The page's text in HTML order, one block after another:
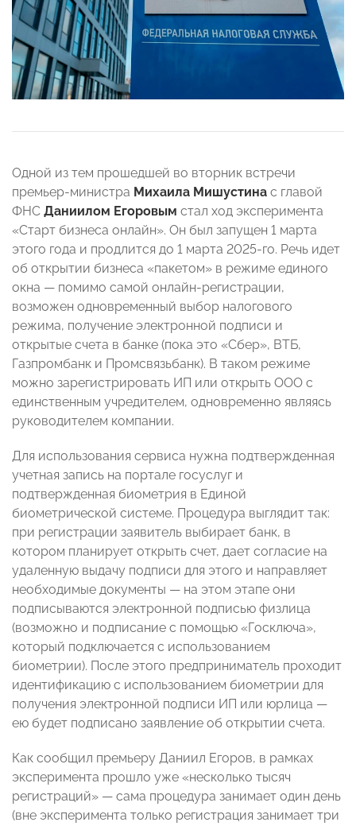
Одной из тем прошедшей во вторник встречи
премьер-министра Михаила Мишустина с главой
ФНС Даниилом Егоровым стал ход эксперимента
«Старт бизнеса онлайн». Он был запущен 1 марта
этого года и продлится до 1 марта 2025-го. Речь идет
об открытии бизнеса «пакетом» в режиме единого
окна — помимо самой онлайн-регистрации,
возможен одновременный выбор налогового
режима, получение электронной подписи и
открытые счета в банке (пока это «Сбер», ВТБ,
Газпромбанк и Промсвязьбанк). В таком режиме
можно зарегистрировать ИП или открыть ООО с
единственным учредителем, одновременно являясь
руководителем компании.
Для использования сервиса нужна подтвержденная
учетная запись на портале госуслуг и
подтвержденная биометрия в Единой
биометрической системе. Процедура выглядит так:
при регистрации заявитель выбирает банк, в
котором планирует открыть счет, дает согласие на
удаленную выдачу подписи для этого и направляет
необходимые документы — на этом этапе они
подписываются электронной подписью физлица
(возможно и подписание с помощью «Госключа»,
который подключается с использованием
биометрии). После этого предприниматель проходит
идентификацию с использованием биометрии для
получения электронной подписи ИП или юрлица —
ею будет подписано заявление об открытии счета.
Как сообщил премьеру Даниил Егоров, в рамках
эксперимента прошло уже «несколько тысяч
регистраций» — сама процедура занимает один день
(вне эксперимента только регистрация занимает три